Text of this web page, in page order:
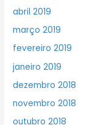
abril 2019
março 2019
fevereiro 2019
janeiro 2019
dezembro 2018
novembro 2018
outubro 2018